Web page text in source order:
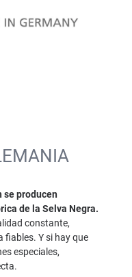
se producen
de la Selva Negra.
constante,
fiables. Y si hay que
especiales,